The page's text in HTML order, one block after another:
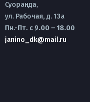
Суоранда,
ул. Рабочая, д. 13а
Пн.-Пт. с 9.00 – 18.00
janino_dk@mail.ru